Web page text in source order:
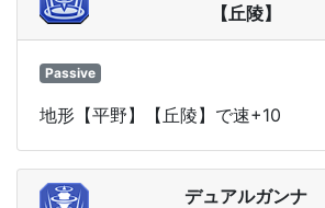
【丘陵】
Passive
地形【平野】【丘陵】で速+10
デュアルガンナ